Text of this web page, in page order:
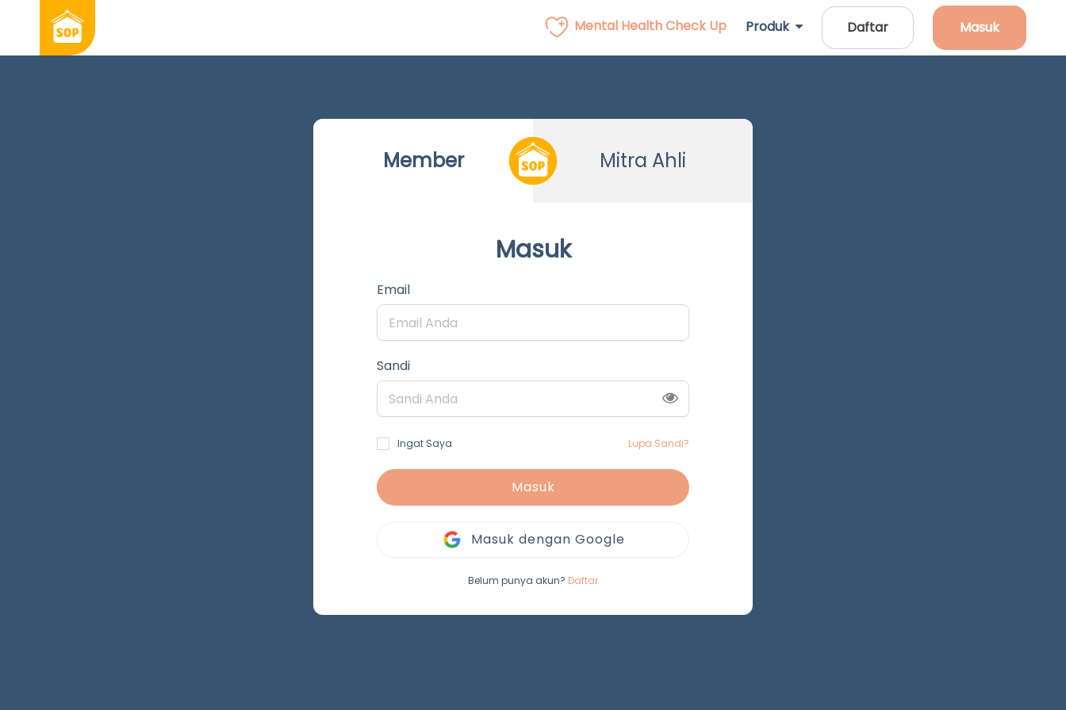
Mental Health Check Up Produk Daftar Masuk
Member Mitra Ahli
Masuk
Email
Sandi
Ingat Saya Lupa Sandi?
Masuk
Masuk dengan Google
Belum punya akun? Daftar